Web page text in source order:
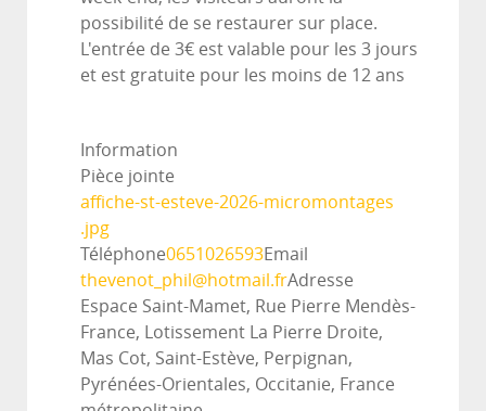
possibilité de se restaurer sur place.
L'entrée de 3€ est valable pour les 3 jours
et est gratuite pour les moins de 12 ans
Information
Pièce jointe
affiche-st-esteve-2026-micromontages
.jpg
Téléphone0651026593Email
thevenot_phil@hotmail.frAdresse
Espace Saint-Mamet, Rue Pierre Mendès-
France, Lotissement La Pierre Droite,
Mas Cot, Saint-Estève, Perpignan,
Pyrénées-Orientales, Occitanie, France